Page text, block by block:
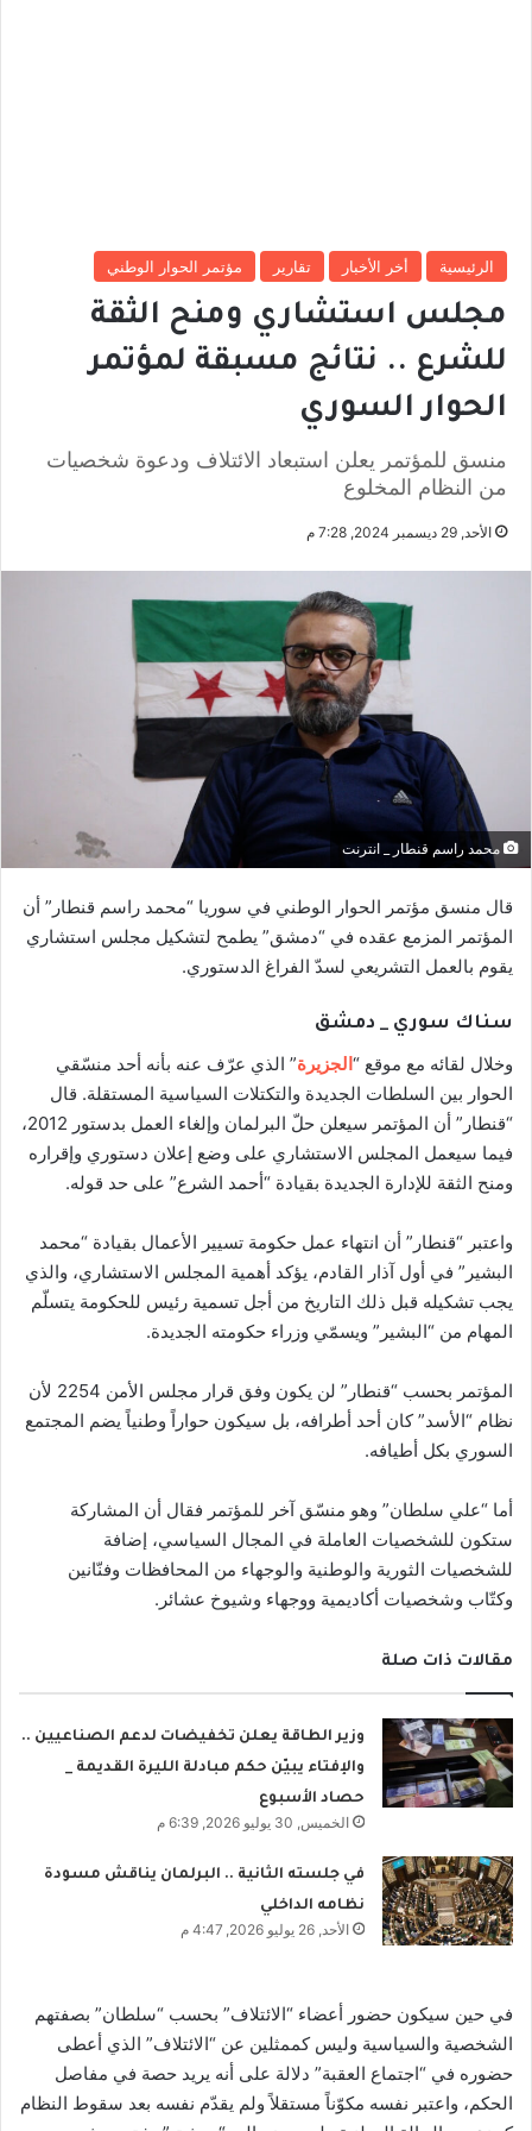
الرئيسية أخر الأخبار تقارير مؤتمر الحوار الوطني
مجلس استشاري ومنح الثقة
للشرع .. نتائج مسبقة لمؤتمر
الحوار السوري
منسق للمؤتمر يعلن استبعاد الائتلاف ودعوة شخصيات
من النظام المخلوع
الأحد, 29 ديسمبر 2024, 7:28 م
محمد راسم قنطار _ انترنت
قال منسق مؤتمر الحوار الوطني في سوريا “محمد راسم قنطار” أن
المؤتمر المزمع عقده في “دمشق” يطمح لتشكيل مجلس استشاري
يقوم بالعمل التشريعي لسدّ الفراغ الدستوري.
سناك سوري _ دمشق
وخلال لقائه مع موقع “الجزيرة” الذي عرّف عنه بأنه أحد منسّقي
الحوار بين السلطات الجديدة والتكتلات السياسية المستقلة. قال
“قنطار” أن المؤتمر سيعلن حلّ البرلمان وإلغاء العمل بدستور 2012،
فيما سيعمل المجلس الاستشاري على وضع إعلان دستوري وإقراره
ومنح الثقة للإدارة الجديدة بقيادة “أحمد الشرع” على حد قوله.
واعتبر “قنطار” أن انتهاء عمل حكومة تسيير الأعمال بقيادة “محمد
البشير” في أول آذار القادم، يؤكد أهمية المجلس الاستشاري، والذي
يجب تشكيله قبل ذلك التاريخ من أجل تسمية رئيس للحكومة يتسلّم
المهام من “البشير” ويسمّي وزراء حكومته الجديدة.
المؤتمر بحسب “قنطار” لن يكون وفق قرار مجلس الأمن 2254 لأن
نظام “الأسد” كان أحد أطرافه، بل سيكون حواراً وطنياً يضم المجتمع
السوري بكل أطيافه.
أما “علي سلطان” وهو منسّق آخر للمؤتمر فقال أن المشاركة
ستكون للشخصيات العاملة في المجال السياسي، إضافة
للشخصيات الثورية والوطنية والوجهاء من المحافظات وفنّانين
وكتّاب وشخصيات أكاديمية ووجهاء وشيوخ عشائر.
مقالات ذات صلة
وزير الطاقة يعلن تخفيضات لدعم الصناعيين ..
والإفتاء يبيّن حكم مبادلة الليرة القديمة _
حصاد الأسبوع
الخميس, 30 يوليو 2026, 6:39 م
في جلسته الثانية .. البرلمان يناقش مسودة
نظامه الداخلي
الأحد, 26 يوليو 2026, 4:47 م
في حين سيكون حضور أعضاء “الائتلاف” بحسب “سلطان” بصفتهم
الشخصية والسياسية وليس كممثلين عن “الائتلاف” الذي أعطى
حضوره في “اجتماع العقبة” دلالة على أنه يريد حصة في مفاصل
الحكم، واعتبر نفسه مكوّناً مستقلاً ولم يقدّم نفسه بعد سقوط النظام